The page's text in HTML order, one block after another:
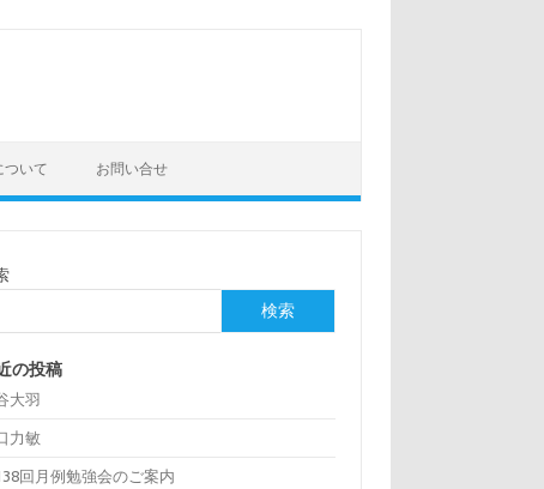
ついて お問い合せ
検索
の投稿
大羽
力敏
回月例勉強会のご案内